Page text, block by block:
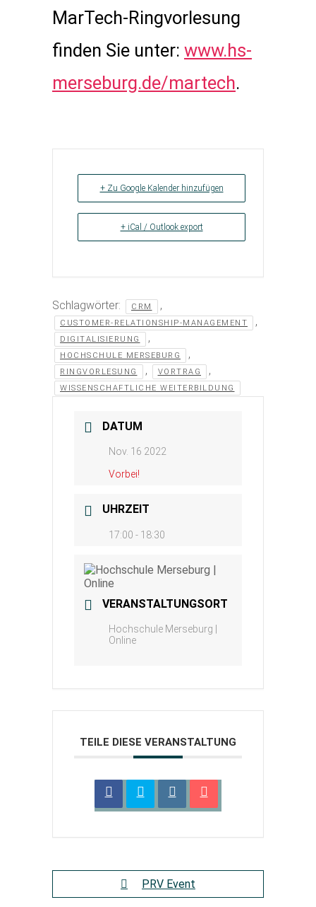
MarTech-Ringvorlesung
finden Sie unter: www.hs-
merseburg.de/martech.
+ Zu Google Kalender hinzufügen
+ iCal / Outlook export
Schlagwörter: CRM ,
CUSTOMER-RELATIONSHIP-MANAGEMENT ,
DIGITALISIERUNG ,
HOCHSCHULE MERSEBURG ,
RINGVORLESUNG , VORTRAG ,
WISSENSCHAFTLICHE WEITERBILDUNG
DATUM
Nov. 16 2022
Vorbei!
UHRZEIT
17:00 - 18:30
VERANSTALTUNGSORT
Hochschule Merseburg |
Online
TEILE DIESE VERANSTALTUNG
PRV Event